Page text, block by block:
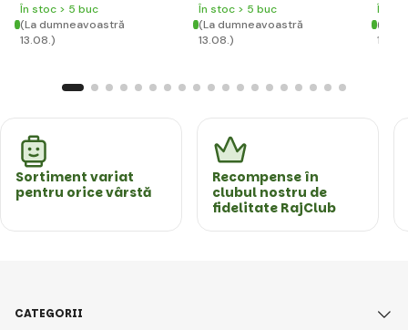
În stoc > 5 buc
(La dumneavoastră
13.08.)
În stoc > 5 buc
(La dumneavoastră
13.08.)
În
(La
Sortiment variat
pentru orice vârstă
Recompense în
clubul nostru de
fidelitate RajClub
CATEGORII